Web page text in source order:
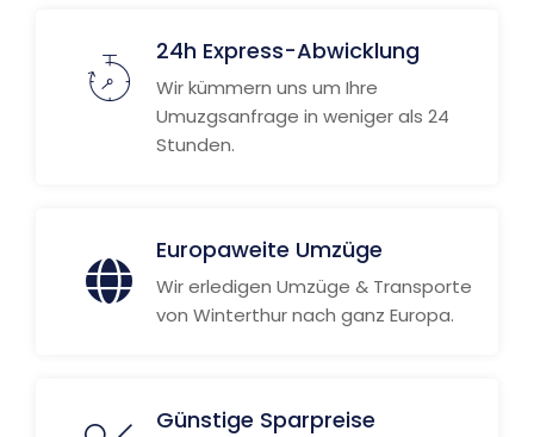
24h Express-Abwicklung
Wir kümmern uns um Ihre
Umuzgsanfrage in weniger als 24
Stunden.
Europaweite Umzüge
Wir erledigen Umzüge & Transporte
von Winterthur nach ganz Europa.
Günstige Sparpreise